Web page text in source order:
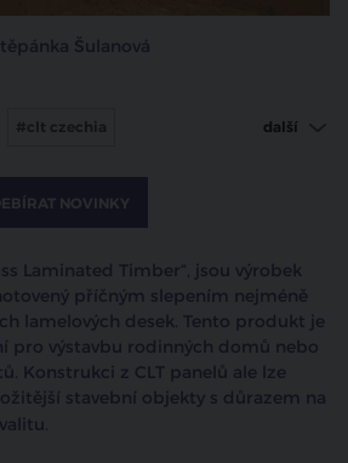
Šulanová
#clt czechia
#dřevostavba
další
NOVINKY
Laminated Timber“, jsou výrobek
příčným slepením nejméně
lamelových desek. Tento produkt je
pro výstavbu rodinných domů nebo
Konstrukci z CLT panelů ale lze
stavební objekty s důrazem na